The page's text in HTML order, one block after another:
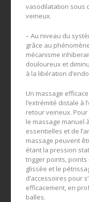
vasodilatation sous
veineux.
– Au niveau du
grâce au
mécanisme
douloureux et
à la libération
Un massage
l’extrémité distale à
retour veineux.
le massage manuel
essentielles et de
massage peuvent
étant la pression
trigger points,
glissée et le
d’accessoires pour
efficacement, en
balles.